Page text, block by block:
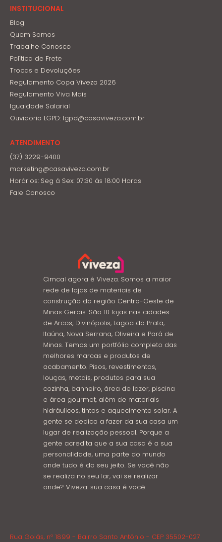
INSTITUCIONAL
Blog
Quem Somos
Trabalhe Conosco
Política de Frete
Trocas e Devoluções
Regulamento Copa Viveza 2026
Regulamento Viva Mais
Igualdade Salarial
Ouvidoria LGPD: lgpd@casaviveza.com.br
ATENDIMENTO
(37) 3229-9400
marketing@casaviveza.com.br
Horários: Seg á Sex: 07:30 ás 18:00 Horas
Fale Conosco
Cimcal agora é Viveza. Somos a maior
rede de lojas de materiais de
construção da região Centro-Oeste de
Minas Gerais. São 10 lojas nas cidades
de Arcos, Divinópolis, Lagoa da Prata,
Itaúna, Nova Serrana, Oliveira e Pará de
Minas. Temos um portfólio completo das
melhores marcas e produtos de
acabamento. Pisos, revestimentos,
louças, metais, produtos para sua
cozinha, banheiro, área de lazer, piscina
e área gourmet, além de materiais
hidráulicos, tintas e aquecimento solar. A
gente se dedica a fazer da sua casa um
lugar de realização pessoal. Porque a
gente acredita que a sua casa é a sua
personalidade, uma parte do mundo
onde tudo é do seu jeito. Se você não
se realiza no seu lar, vai se realizar
onde? Viveza: sua casa é você.
Rua Goiás, nº 1899 - Bairro Santo Antônio - CEP 35502-027